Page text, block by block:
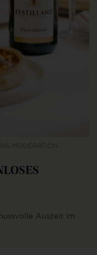
Auszeit im